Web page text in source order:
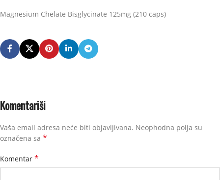
Magnesium Chelate Bisglycinate 125mg (210 caps)
Komentariši
Vaša email adresa neće biti objavljivana. Neophodna polja su
označena sa *
Komentar *